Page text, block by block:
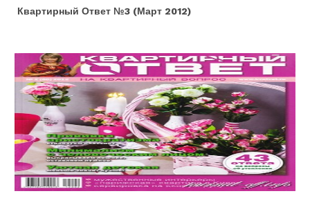
Квартирный Ответ №3 (март 2012)